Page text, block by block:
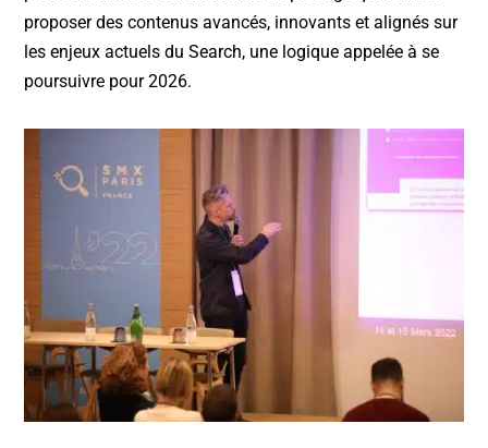
proposer des contenus avancés, innovants et alignés sur
les enjeux actuels du Search, une logique appelée à se
poursuivre pour 2026.